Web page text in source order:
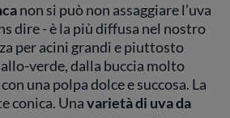
non si può non assaggiare l’uva
dire - è la più diffusa nel nostro
per acini grandi e piuttosto
verde, dalla buccia molto
una polpa dolce e succosa. La
conica. Unavarietà di uva da